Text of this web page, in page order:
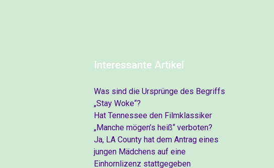
Interessante Artikel
Was sind die Ursprünge des Begriffs
„Stay Woke“?
Hat Tennessee den Filmklassiker
„Manche mögen’s heiß“ verboten?
Ja, LA County hat dem Antrag eines
jungen Mädchens auf eine
Einhornlizenz stattgegeben